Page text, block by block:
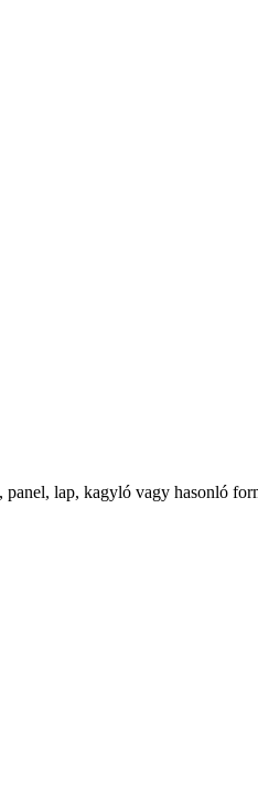
lap, kagyló vagy hasonló